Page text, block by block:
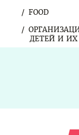
FOOD
ДЕТЕЙ И ИХ